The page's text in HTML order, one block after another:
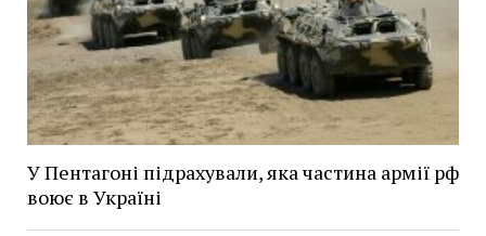
У Пентагоні підрахували, яка частина армії рф
воює в Україні